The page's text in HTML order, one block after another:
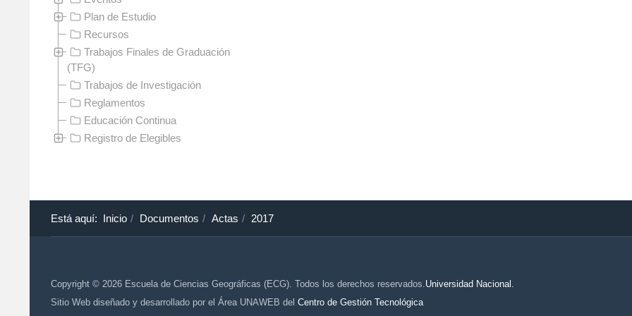
Plan de Estudio
Recursos
Trabajos Finales de Graduación
(TFG)
Trabajos de Investigación
Reglamentos
Educación Continua
Registro de Elegibles
Está aquí: Inicio Documentos Actas 2017
Copyright © 2026 Escuela de Ciencias Geográficas (ECG). Todos los derechos reservados.Universidad Nacional.
Sitio Web diseñado y desarrollado por el Área UNAWEB del Centro de Gestión Tecnológica